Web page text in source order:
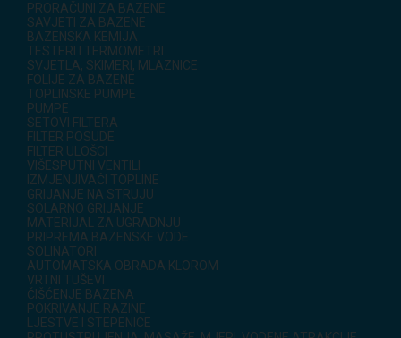
PRORAČUNI ZA BAZENE
SAVJETI ZA BAZENE
BAZENSKA KEMIJA
TESTERI I TERMOMETRI
SVJETLA, SKIMERI, MLAZNICE
FOLIJE ZA BAZENE
TOPLINSKE PUMPE
PUMPE
SETOVI FILTERA
FILTER POSUDE
FILTER ULOŠCI
VIŠESPUTNI VENTILI
IZMJENJIVAČI TOPLINE
GRIJANJE NA STRUJU
SOLARNO GRIJANJE
MATERIJAL ZA UGRADNJU
PRIPREMA BAZENSKE VODE
SOLINATORI
AUTOMATSKA OBRADA KLOROM
VRTNI TUŠEVI
ČIŠĆENJE BAZENA
POKRIVANJE RAZINE
LJESTVE I STEPENICE